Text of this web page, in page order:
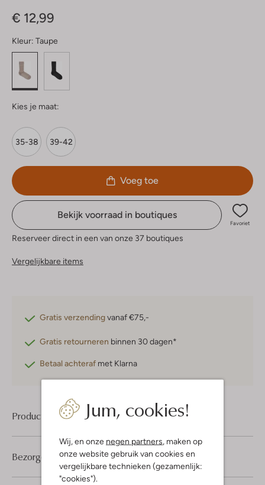
Jum, cookies!
Wij, en onze negen partners , maken op
onze website gebruik van cookies en
vergelijkbare technieken (gezamenlijk:
"cookies").
€ 12,99
Kleur: Taupe
Kies je maat:
35-38 39-42
Voeg toe
Bekijk voorraad in boutiques
Favoriet
Reserveer direct in een van onze 37 boutiques
Vergelijkbare items
Gratis verzendingvanaf €75,-
Gratis retourneren binnen 30 dagen*
Betaal achteraf met Klarna
Product informatie
Bezorgen & retourneren